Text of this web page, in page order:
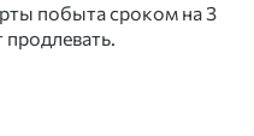
побыта сроком на 3